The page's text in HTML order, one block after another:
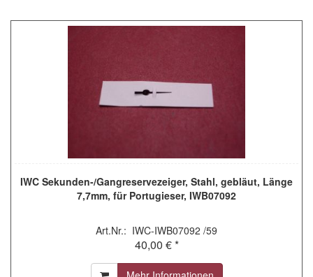
IWC Sekunden-/Gangreservezeiger, Stahl, gebläut, Länge
7,7mm, für Portugieser, IWB07092
Art.Nr.: IWC-IWB07092 /59
40,00 € *